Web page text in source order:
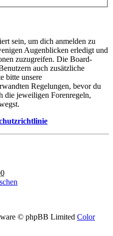
sein, um dich anmelden zu
Augenblicken erledigt und
zuzugreifen. Die Board-
auch zusätzliche
bitte unsere
Regelungen, bevor du
die jeweiligen Forenregeln,
© phpBB Limited Color